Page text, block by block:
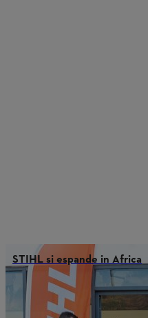
STIHL si espande in Africa